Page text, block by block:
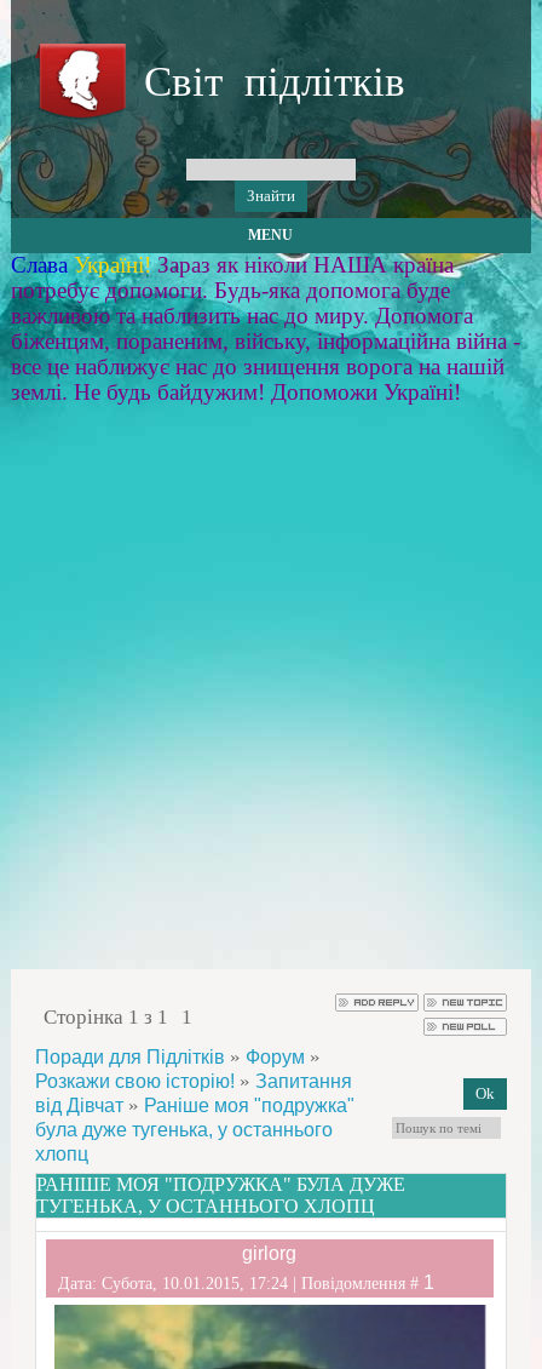
Світ підлітків
MENU
Слава Україні! Зараз як ніколи НАША країна
потребує допомоги. Будь-яка допомога буде
важливою та наблизить нас до миру. Допомога
біженцям, пораненим, війську, інформаційна війна -
все це наближує нас до знищення ворога на нашій
землі. Не будь байдужим! Допоможи Україні!
Сторінка 1 з 1 1
Поради для Підлітків » Форум »
Розкажи свою історію! » Запитання
від Дівчат » Раніше моя "подружка"
була дуже тугенька, у останнього
хлопц
РАНІШЕ МОЯ "ПОДРУЖКА" БУЛА ДУЖЕ
ТУГЕНЬКА, У ОСТАННЬОГО ХЛОПЦ
girlorg
Дата: Субота, 10.01.2015, 17:24 | Повідомлення # 1